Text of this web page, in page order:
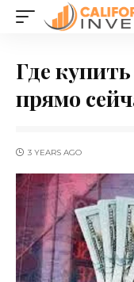
Где
прямо
3 YEARS AGO